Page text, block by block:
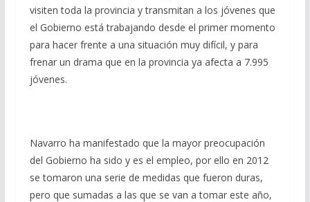
visiten toda la provincia y transmitan a los jóvenes que
el Gobierno está trabajando desde el primer momento
para hacer frente a una situación muy difícil, y para
frenar un drama que en la provincia ya afecta a 7.995
jóvenes.
Navarro ha manifestado que la mayor preocupación
del Gobierno ha sido y es el empleo, por ello en 2012
se tomaron una serie de medidas que fueron duras,
pero que sumadas a las que se van a tomar este año,